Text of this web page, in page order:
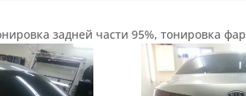
задней части 95%, тонировка фар